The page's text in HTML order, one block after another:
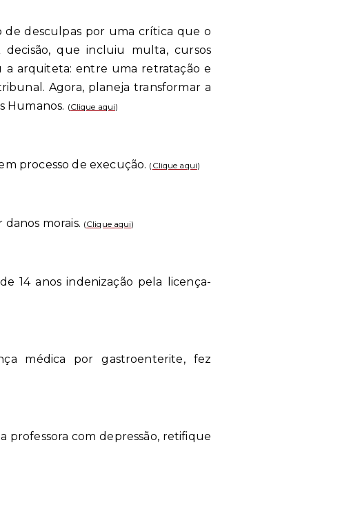
de desculpas por uma crítica que o
que incluiu multa, cursos
a arquiteta: entre uma retratação e
Agora, planeja transformar a
Humanos. (Clique aqui)
processo de execução. ( Clique aqui)
morais. (Clique aqui)
14 anos indenização pela licença-
médica por gastroenterite, fez
professora com depressão, retifique